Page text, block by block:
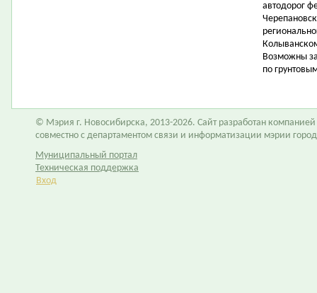
автодорог
Возможны
по
© Мэрия г. Новосибирска, 2013-2026. Сайт разработан компанией
совместно с департаментом связи и информатизации мэрии
Муниципальный портал
Техническая поддержка
Вход